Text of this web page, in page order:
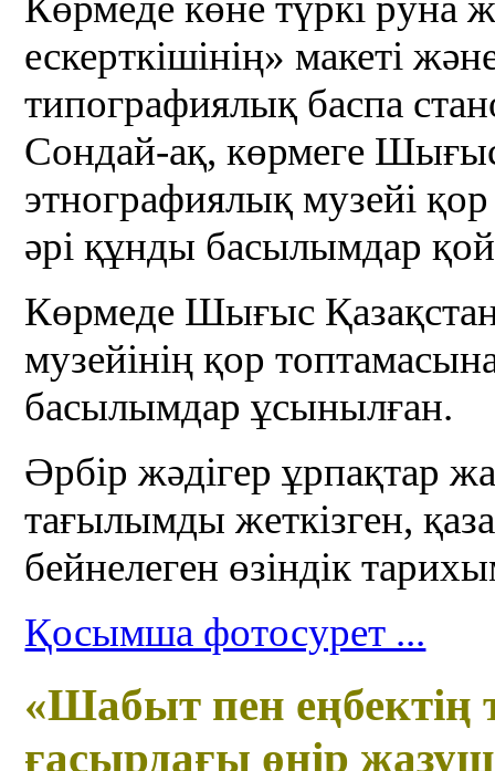
ескерткішінің» макеті
типографиялық баспа
Сондай-ақ, көрмеге
этнографиялық музейі
әрі құнды басылымдар
Көрмеде Шығыс
музейінің қор
басылымдар ұсынылған.
Әрбір жәдігер ұрпақтар
тағылымды жеткізген,
бейнелеген өзіндік
Қосымша фотосурет ...
«Шабыт пен
ғасырдағы өңір